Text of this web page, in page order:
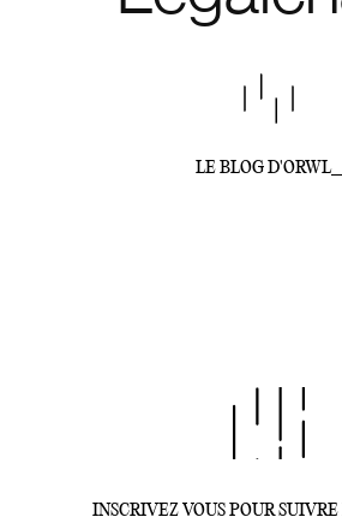
LE BLOG D'ORWL_
INSCRIVEZ VOUS POUR